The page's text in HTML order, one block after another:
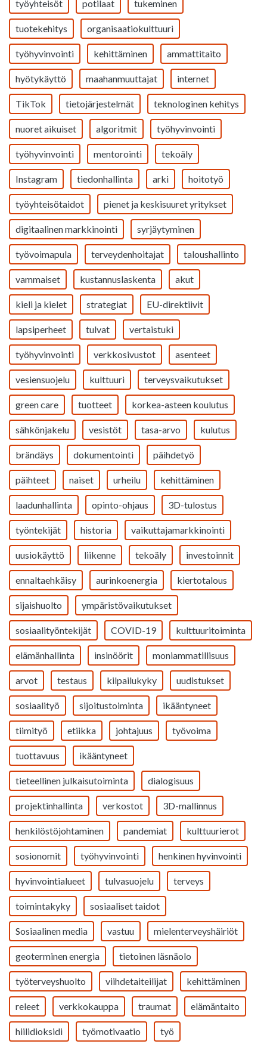
työyhteisöt potilaat tukeminen
tuotekehitys organisaatiokulttuuri
työhyvinvointi kehittäminen ammattitaito
hyötykäyttö maahanmuuttajat internet
TikTok tietojärjestelmät teknologinen kehitys
nuoret aikuiset algoritmit työhyvinvointi
työhyvinvointi mentorointi tekoäly
Instagram tiedonhallinta arki hoitotyö
työyhteisötaidot pienet ja keskisuuret yritykset
digitaalinen markkinointi syrjäytyminen
työvoimapula terveydenhoitajat taloushallinto
vammaiset kustannuslaskenta akut
kieli ja kielet strategiat EU-direktiivit
lapsiperheet tulvat vertaistuki
työhyvinvointi verkkosivustot asenteet
vesiensuojelu kulttuuri terveysvaikutukset
green care tuotteet korkea-asteen koulutus
sähkönjakelu vesistöt tasa-arvo kulutus
brändäys dokumentointi päihdetyö
päihteet naiset urheilu kehittäminen
laadunhallinta opinto-ohjaus 3D-tulostus
työntekijät historia vaikuttajamarkkinointi
uusiokäyttö liikenne tekoäly investoinnit
ennaltaehkäisy aurinkoenergia kiertotalous
sijaishuolto ympäristövaikutukset
sosiaalityöntekijät COVID-19 kulttuuritoiminta
elämänhallinta insinöörit moniammatillisuus
arvot testaus kilpailukyky uudistukset
sosiaalityö sijoitustoiminta ikääntyneet
tiimityö etiikka johtajuus työvoima
tuottavuus ikääntyneet
tieteellinen julkaisutoiminta dialogisuus
projektinhallinta verkostot 3D-mallinnus
henkilöstöjohtaminen pandemiat kulttuurierot
sosionomit työhyvinvointi henkinen hyvinvointi
hyvinvointialueet tulvasuojelu terveys
toimintakyky sosiaaliset taidot
Sosiaalinen media vastuu mielenterveyshäiriöt
geoterminen energia tietoinen läsnäolo
työterveyshuolto viihdetaiteilijat kehittäminen
releet verkkokauppa traumat elämäntaito
hiilidioksidi työmotivaatio työ